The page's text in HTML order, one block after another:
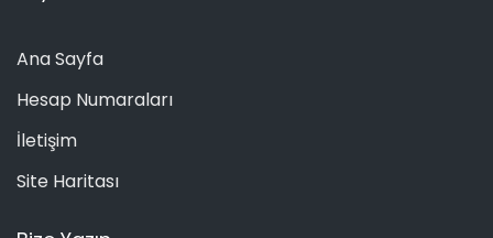
Ana Sayfa
Hesap Numaraları
İletişim
Site Haritası